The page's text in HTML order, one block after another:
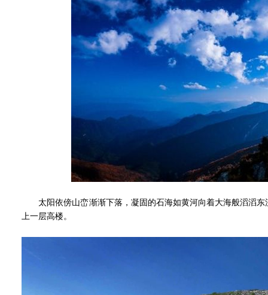
太阳依傍山峦渐渐下落，凝固的石海如黄河向着大海般滔滔东
上一层高楼。